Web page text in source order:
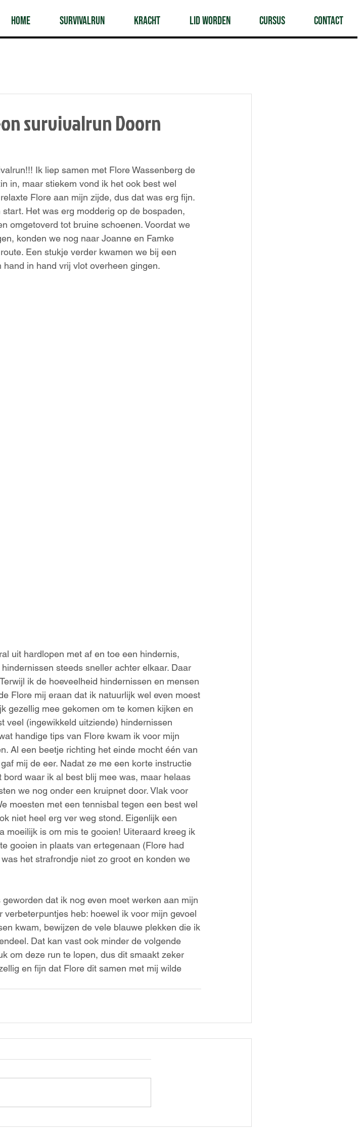
Home Survivalrun Kracht Lid worden Cursus Contact
survivalrun Doorn
Ik liep samen met Flore Wassenberg de
in, maar stiekem vond ik het ook best wel
Flore aan mijn zijde, dus dat was erg fijn.
Het was erg modderig op de bospaden,
omgetoverd tot bruine schoenen. Voordat we
konden we nog naar Joanne en Famke
Een stukje verder kwamen we bij een
in hand vrij vlot overheen gingen.
uit hardlopen met af en toe een hindernis,
steeds sneller achter elkaar. Daar
ik de hoeveelheid hindernissen en mensen
Flore mij eraan dat ik natuurlijk wel even moest
gezellig mee gekomen om te komen kijken en
veel (ingewikkeld uitziende) hindernissen
handige tips van Flore kwam ik voor mijn
Al een beetje richting het einde mocht één van
mij de eer. Nadat ze me een korte instructie
waar ik al best blij mee was, maar helaas
we nog onder een kruipnet door. Vlak voor
moesten met een tennisbal tegen een best wel
niet heel erg ver weg stond. Eigenlijk een
moeilijk is om mis te gooien! Uiteraard kreeg ik
gooien in plaats van ertegenaan (Flore had
het strafrondje niet zo groot en konden we
dat ik nog even moet werken aan mijn
verbeterpuntjes heb: hoewel ik voor mijn gevoel
kwam, bewijzen de vele blauwe plekken die ik
Dat kan vast ook minder de volgende
om deze run te lopen, dus dit smaakt zeker
en fijn dat Flore dit samen met mij wilde